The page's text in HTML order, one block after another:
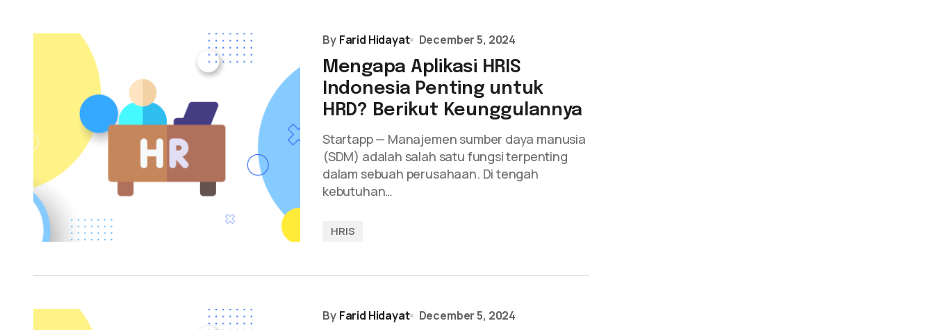
By Farid Hidayat December 5, 2024
Mengapa Aplikasi HRIS
Indonesia Penting untuk
HRD? Berikut Keunggulannya
Startapp — Manajemen sumber daya manusia
(SDM) adalah salah satu fungsi terpenting
dalam sebuah perusahaan. Di tengah
kebutuhan…
HRIS
By Farid Hidayat December 5, 2024